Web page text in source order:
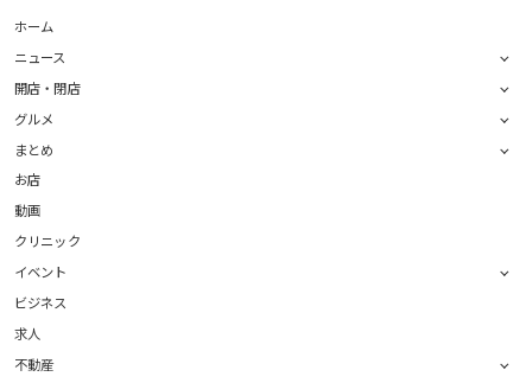
ホーム
ニュース
開店・閉店
グルメ
まとめ
お店
動画
クリニック
イベント
ビジネス
求人
不動産